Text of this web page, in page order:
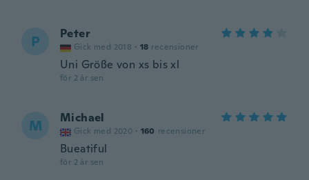
P Peter
Gick med 2018 · 18 recensioner
Uni Größe von xs bis xl
för 2 år sen
M Michael
Gick med 2020 · 160 recensioner
Bueatiful
för 2 år sen